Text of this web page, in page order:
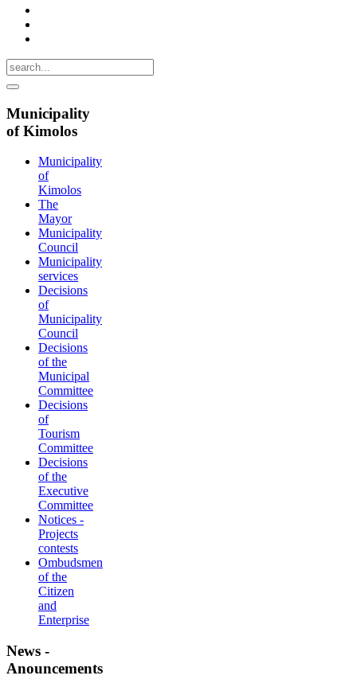
Municipality
of Kimolos
Municipality
of
Kimolos
The
Mayor
Municipality
Council
Municipality
services
Decisions
of
Municipality
Council
Decisions
of the
Municipal
Committee
Decisions
of
Tourism
Committee
Decisions
of the
Executive
Committee
Notices -
Projects
contests
Ombudsmen
of the
Citizen
and
Enterprise
News -
Anouncements